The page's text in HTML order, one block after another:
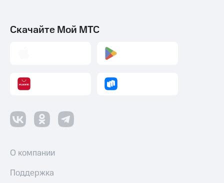
Скачайте Мой МТС
О компании
Поддержка